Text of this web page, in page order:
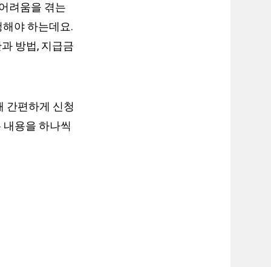
려움을 겪는
야 하는데요.
방법, 지급금
간편하게 신청
용을 하나씩